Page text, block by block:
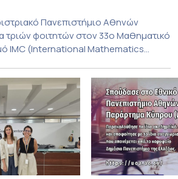
Πανεπιστήμιο Αθηνών
τριών φοιτητών στον 33ο Μαθηματικό
IMC (International Mathematics
της Βουλγαρίας. Σε αυτόν
εκπροσωπώντας 135
χώρες. Από την Ελλάδα, συμμετείχαν
Πολυτεχνείο, το Αριστοτέλειο